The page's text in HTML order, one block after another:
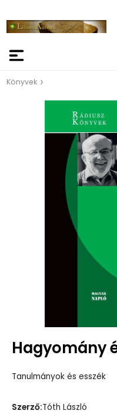
Könyvek
Hagyomány
Tanulmányok és esszék
Szerző:Tóth László